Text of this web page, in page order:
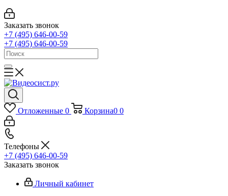
Заказать звонок
+7 (495) 646-00-59
+7 (495) 646-00-59
Отложенные 0 Корзина0 0
Телефоны
+7 (495) 646-00-59
Заказать звонок
Личный кабинет